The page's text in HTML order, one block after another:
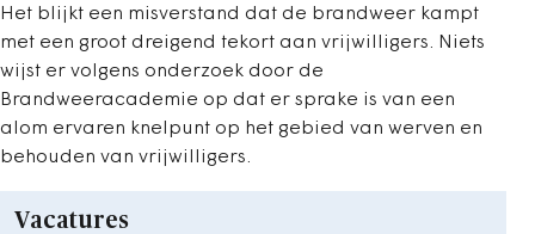
Het blijkt een misverstand dat de brandweer kampt
met een groot dreigend tekort aan vrijwilligers. Niets
wijst er volgens onderzoek door de
Brandweeracademie op dat er sprake is van een
alom ervaren knelpunt op het gebied van werven en
behouden van vrijwilligers.
Vacatures